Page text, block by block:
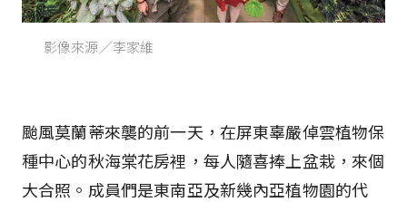
影像來源／李家維
颱風莫蘭蒂來襲的前一天，在屏東辜嚴倬雲植物保
種中心的秋海棠花房裡，每人隨喜捧上盆栽，來個
大合照。成員們是東南亞及新幾內亞植物園的代